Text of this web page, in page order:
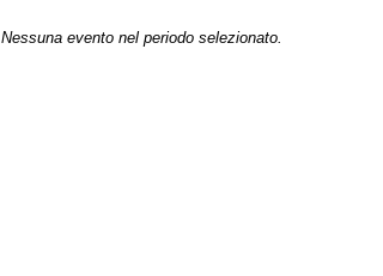
Nessuna evento nel periodo selezionato.